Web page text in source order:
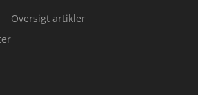
Oversigt artikler